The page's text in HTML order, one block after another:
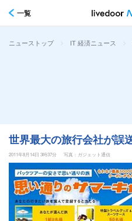
一覧
ニューストップ > IT 経済ニュース >
世界最大の旅行会社が誤
2011年8月14日 3時37分 写真：ガジェット通信